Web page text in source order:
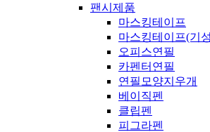
팬시제품
마스킹테이프
마스킹테이프(기
오피스연필
카펜터연필
연필모양지우개
베이직펜
클립펜
피그라펜